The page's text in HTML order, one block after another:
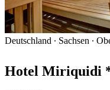
Deutschland ∙ Sachsen ∙
Hotel Miriquidi